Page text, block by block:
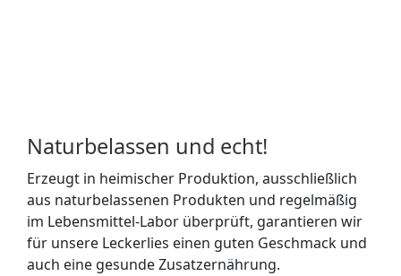
Naturbelassen und echt!
Erzeugt in heimischer Produktion, ausschließlich
aus naturbelassenen Produkten und regelmäßig
im Lebensmittel-Labor überprüft, garantieren wir
für unsere Leckerlies einen guten Geschmack und
auch eine gesunde Zusatzernährung.